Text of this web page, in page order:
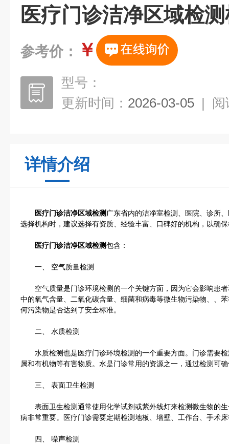
医疗门诊洁净区域检
参考价： ￥
型号：
更新时间： 2026-03-05 | 阅
详情介绍
医疗门诊洁净区域检测 广东省内的洁净室检测、医院、诊所
选择机构时，建议选择有资质、经验丰富、口碑好的机构，以确
医疗门诊洁净区域检测包含：
一、 空气质量检测
空气质量是门诊环境检测的一个关键方面，因为它会影响患者
中的氧气含量、二氧化碳含量、细菌和病毒等微生物污染物、、
何污染物是否达到了安全标准。
二、 水质检测
水质检测也是医疗门诊环境检测的一个重要方面。门诊需要检
属和有机物等有害物质。水是门诊常用的资源之一，通过检测可
三、 表面卫生检测
表面卫生检测通常使用化学试剂或紫外线灯来检测微生物的生
病非常重要。医疗门诊需要定期检测地板、墙壁、工作台、手术
四、 噪声检测